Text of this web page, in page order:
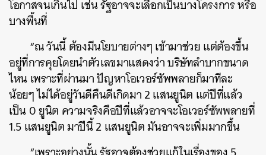
โอกาสจนเกินไป เช่น รัฐอาจจะเลือกเป็นบางโครงการ หรือ
บางพื้นที่
“ณ วันนี้ ต้องมีนโยบายต่างๆ เข้ามาช่วย แต่ต้องขึ้น
อยู่ที่การคุยโดยนำตัวเลขมาแสดงว่า บริษัทลําบากขนาด
ไหน เพราะที่ผ่านมา ปัญหาโอเวอร์ซัพพลายก็มาทีละ
น้อยๆ ไม่ได้อยู่วันดีคืนดีเกิดมา 2 แสนยูนิต แต่ปีที่แล้ว
เป็น 0 ยูนิต ความจริงคือปีที่แล้วอาจจะโอเวอร์ซัพพลายที่
1.5 แสนยูนิต มาปีนี้ 2 แสนยูนิต มันอาจจะเพิ่มมากขึ้น